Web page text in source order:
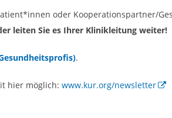
oder Kooperationspartner/
leiten Sie es Ihrer Klinikleitung weiter!
.
hier möglich: www.kur.org/newsletter